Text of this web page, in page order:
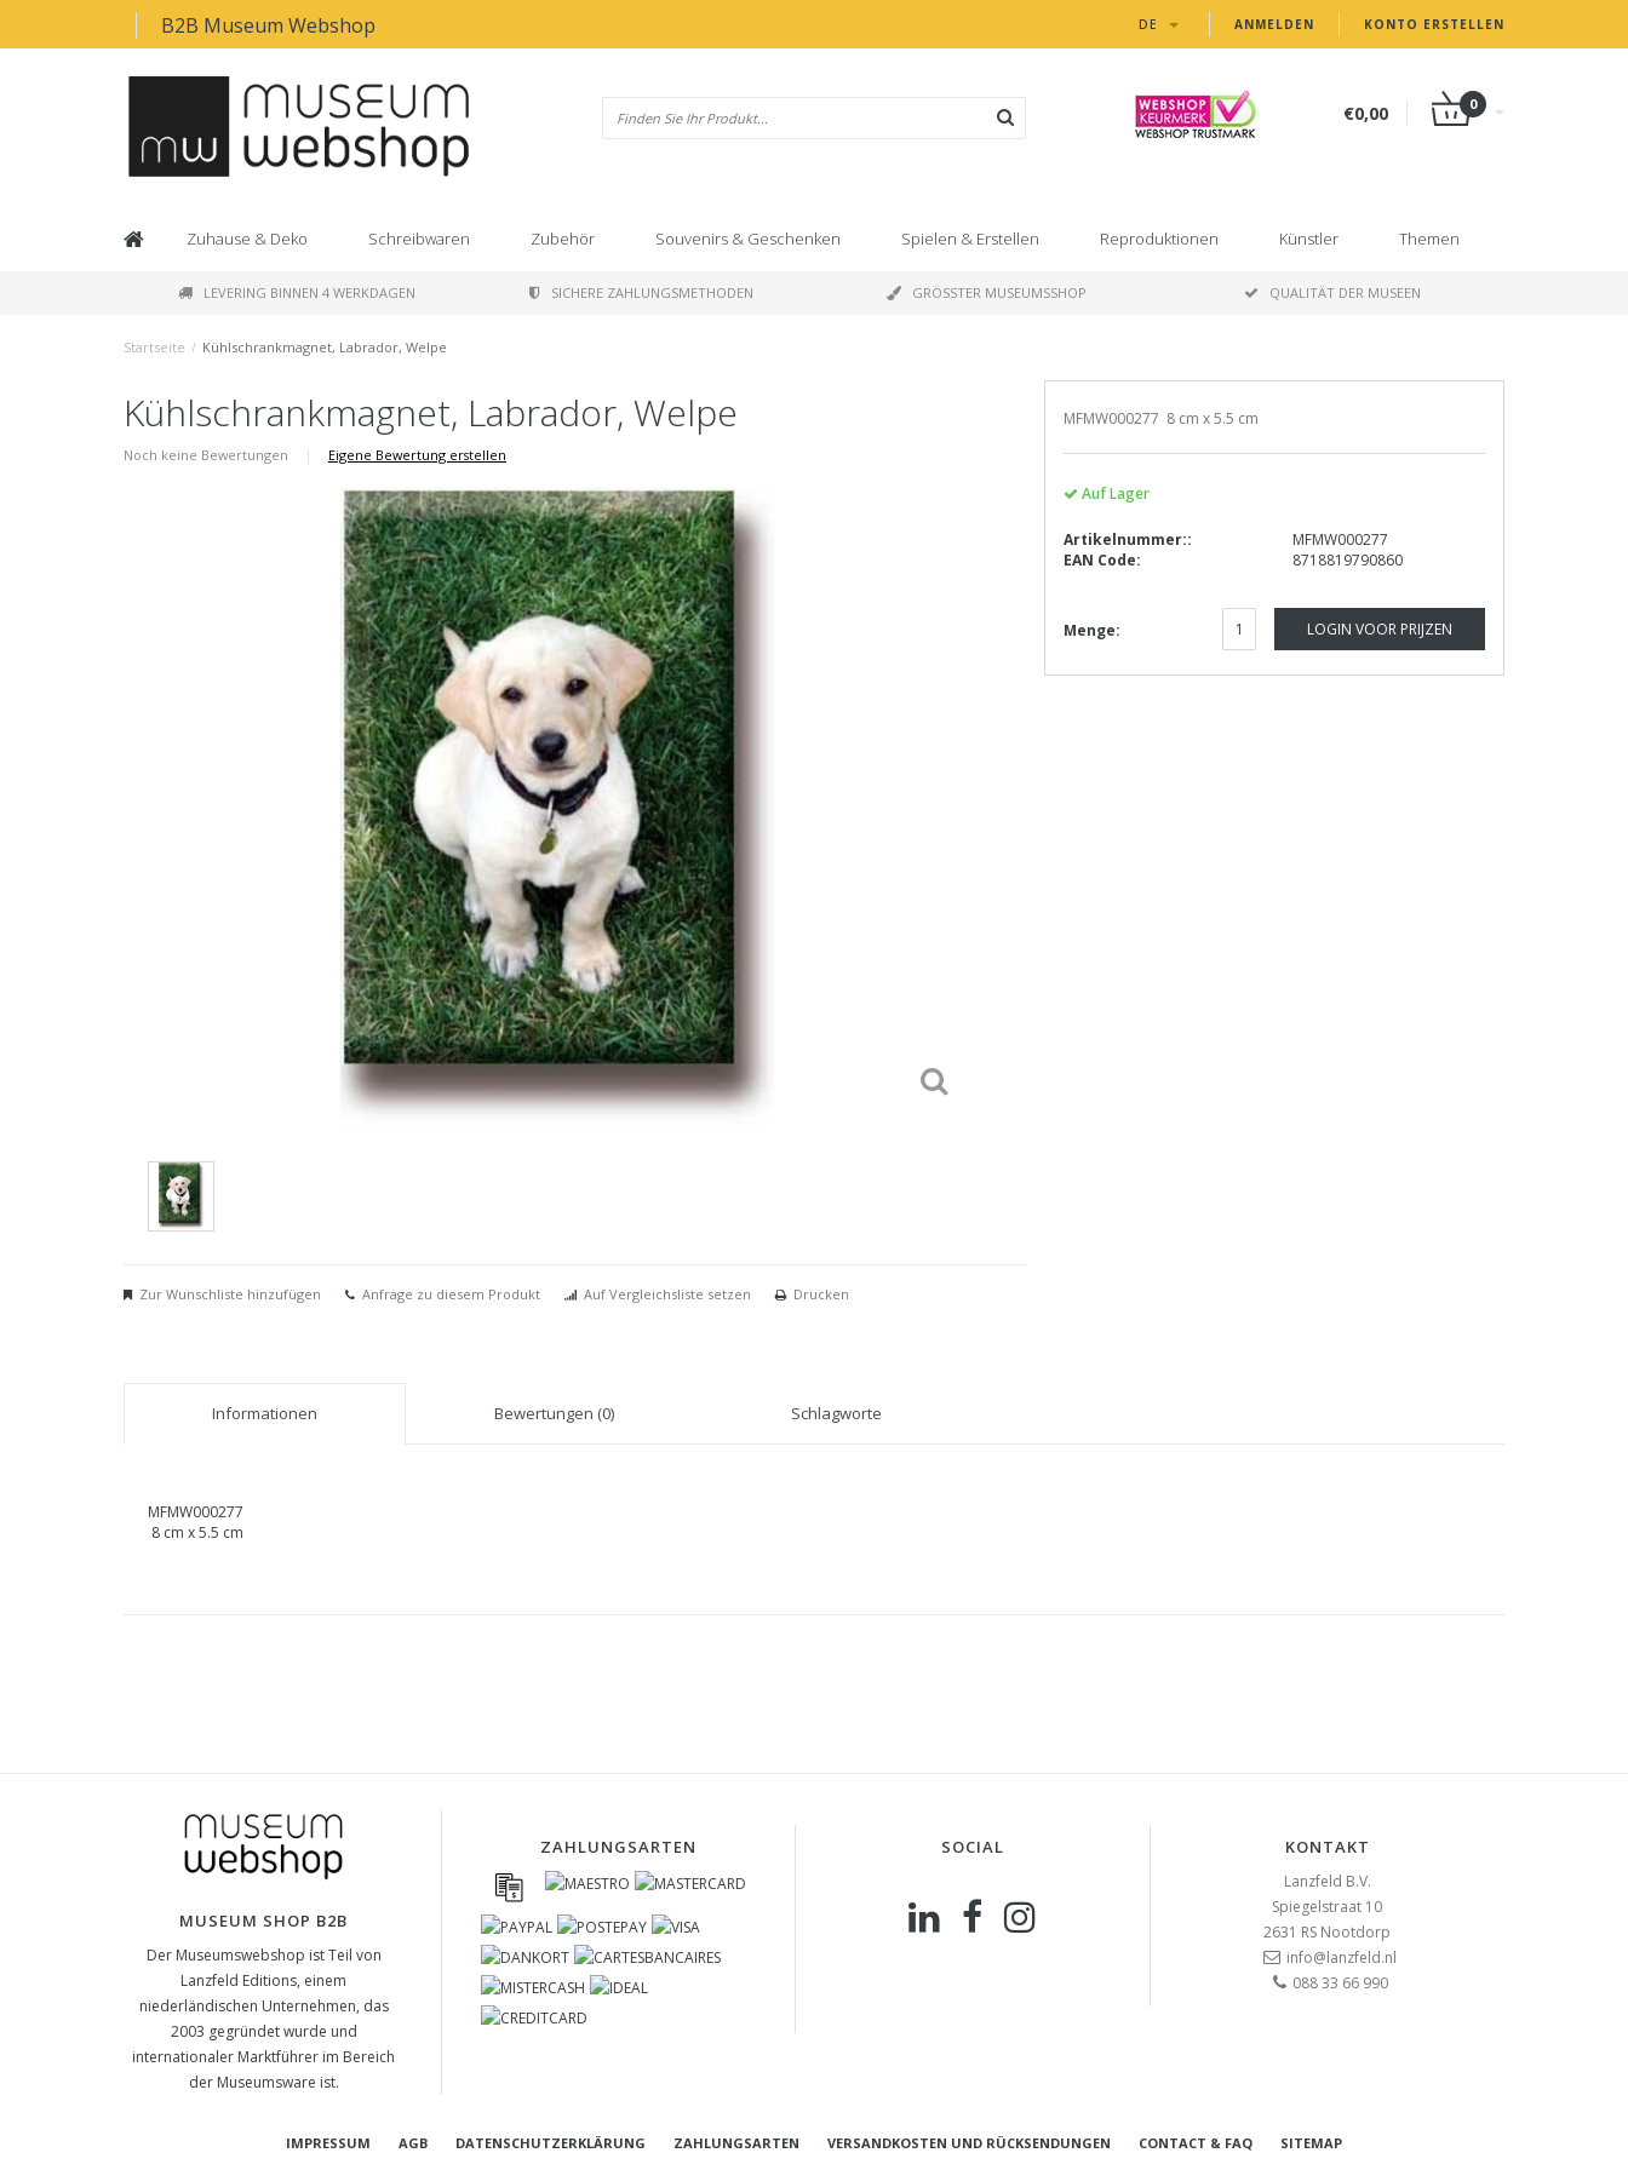
B2B Museum Webshop ANMELDEN KONTO ERSTELLEN
DE
€0,00 0
Zuhause & Deko Schreibwaren Zubehör Souvenirs & Geschenken Spielen & Erstellen Reproduktionen Künstler Themen
LEVERING BINNEN 4 WERKDAGEN SICHERE ZAHLUNGSMETHODEN GRÖSSTER MUSEUMSSHOP QUALITÄT DER MUSEEN
Startseite / Kühlschrankmagnet, Labrador, Welpe
Kühlschrankmagnet, Labrador, Welpe
Noch keine Bewertungen | Eigene Bewertung erstellen
Zur Wunschliste hinzufügen Anfrage zu diesem Produkt Auf Vergleichsliste setzen Drucken
MFMW000277 8 cm x 5.5 cm
Auf Lager
Artikelnummer::
MFMW000277
EAN Code:
8718819790860
Menge: LOGIN VOOR PRIJZEN
Informationen Bewertungen (0) Schlagworte
MFMW000277
8 cm x 5.5 cm
MUSEUM SHOP B2B
Der Museumswebshop ist Teil von
Lanzfeld Editions, einem
niederländischen Unternehmen, das
2003 gegründet wurde und
internationaler Marktführer im Bereich
der Museumsware ist.
ZAHLUNGSARTEN SOCIAL KONTAKT
Lanzfeld B.V.
Spiegelstraat 10
2631 RS Nootdorp
info@lanzfeld.nl
088 33 66 990
IMPRESSUM AGB DATENSCHUTZERKLÄRUNG ZAHLUNGSARTEN VERSANDKOSTEN UND RÜCKSENDUNGEN CONTACT & FAQ SITEMAP